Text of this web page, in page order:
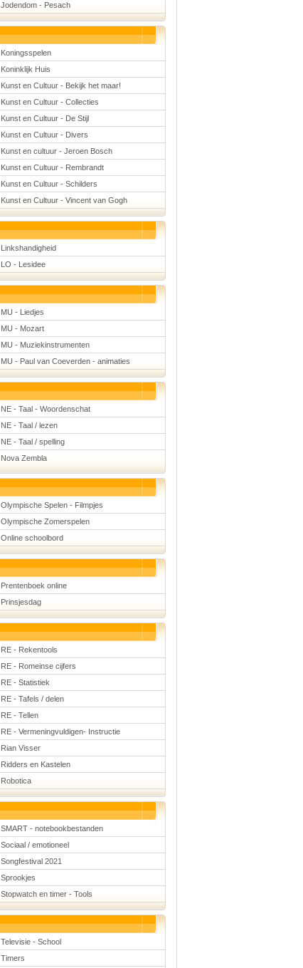
Jodendom - Pesach
Koningsspelen
Koninklijk Huis
Kunst en Cultuur - Bekijk het maar!
Kunst en Cultuur - Collecties
Kunst en Cultuur - De Stijl
Kunst en Cultuur - Divers
Kunst en cultuur - Jeroen Bosch
Kunst en Cultuur - Rembrandt
Kunst en Cultuur - Schilders
Kunst en Cultuur - Vincent van Gogh
Linkshandigheid
LO - Lesidee
MU - Liedjes
MU - Mozart
MU - Muziekinstrumenten
MU - Paul van Coeverden - animaties
NE - Taal - Woordenschat
NE - Taal / lezen
NE - Taal / spelling
Nova Zembla
Olympische Spelen - Filmpjes
Olympische Zomerspelen
Online schoolbord
Prentenboek online
Prinsjesdag
RE - Rekentools
RE - Romeinse cijfers
RE - Statistiek
RE - Tafels / delen
RE - Tellen
RE - Vermeningvuldigen- Instructie
Rian Visser
Ridders en Kastelen
Robotica
SMART - notebookbestanden
Sociaal / emotioneel
Songfestival 2021
Sprookjes
Stopwatch en timer - Tools
Televisie - School
Timers